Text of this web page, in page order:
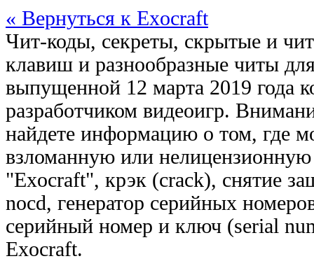
« Вернуться к Exocraft
Чит-коды, секреты, скрытые и
клавиш и разнообразные читы
выпущенной 12 марта 2019 года
разработчиком видеоигр.
найдете информацию о том, где
взломанную или
"Exocraft", крэк (crack), снятие
nocd, генератор серийных
серийный номер и ключ (serial
Exocraft.